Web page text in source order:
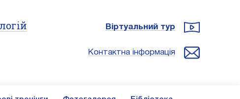
Віртуальний тур
Контактна інформація